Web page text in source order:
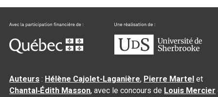
Auteurs : Hélène Cajolet-Laganière, Pierre Martel et
Chantal‑Édith Masson, avec le concours de Louis Mercier